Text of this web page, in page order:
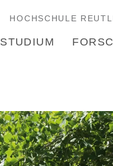
HOCHSCHULE
STUDIUM